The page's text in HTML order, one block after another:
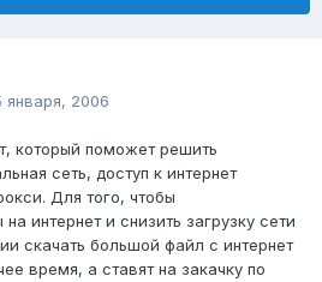
января, 2006
который поможет решить
сеть, доступ к интернет
Для того, чтобы
интернет и снизить загрузку сети
скачать большой файл с интернет
время, а ставят на закачку по